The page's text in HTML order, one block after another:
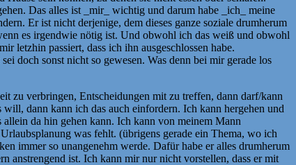
Das alles ist _mir_ wichtig und darum habe _ich_ meine
Er ist nicht derjenige, dem dieses ganze soziale drumherum
es irgendwie nötig ist. Und obwohl ich das weiß und obwohl
letzhin passiert, dass ich ihn ausgeschlossen habe.
doch sonst nicht so gewesen. Was denn bei mir gerade los
zu verbringen, Entscheidungen mit zu treffen, dann darf/kann
dann kann ich das auch einfordern. Ich kann hergehen und
da hin gehen kann. Ich kann von meinem Mann
was fehlt. (übrigens gerade ein Thema, wo ich
immer so unangenehm werde. Dafür habe er alles drumherum
anstrengend ist. Ich kann mir nur nicht vorstellen, dass er mit